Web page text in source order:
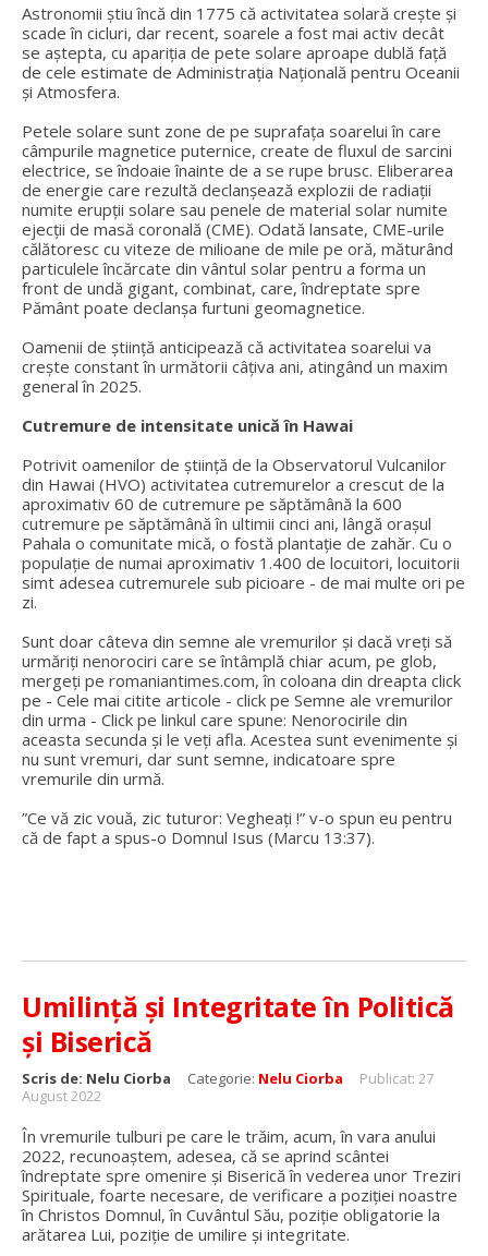
Astronomii știu încă din 1775 că activitatea solară crește și
scade în cicluri, dar recent, soarele a fost mai activ decât
se aștepta, cu apariția de pete solare aproape dublă față
de cele estimate de Administrația Națională pentru Oceanii
și Atmosfera.
Petele solare sunt zone de pe suprafața soarelui în care
câmpurile magnetice puternice, create de fluxul de sarcini
electrice, se îndoaie înainte de a se rupe brusc. Eliberarea
de energie care rezultă declanșează explozii de radiații
numite erupții solare sau penele de material solar numite
ejecții de masă coronală (CME). Odată lansate, CME-urile
călătoresc cu viteze de milioane de mile pe oră, măturând
particulele încărcate din vântul solar pentru a forma un
front de undă gigant, combinat, care, îndreptate spre
Pământ poate declanșa furtuni geomagnetice.
Oamenii de știință anticipează că activitatea soarelui va
crește constant în următorii câțiva ani, atingând un maxim
general în 2025.
Cutremure de intensitate unică în Hawai
Potrivit oamenilor de știință de la Observatorul Vulcanilor
din Hawai (HVO) activitatea cutremurelor a crescut de la
aproximativ 60 de cutremure pe săptămână la 600
cutremure pe săptămână în ultimii cinci ani, lângă orașul
Pahala o comunitate mică, o fostă plantație de zahăr. Cu o
populație de numai aproximativ 1.400 de locuitori, locuitorii
simt adesea cutremurele sub picioare - de mai multe ori pe
zi.
Sunt doar câteva din semne ale vremurilor și dacă vreți să
urmăriți nenorociri care se întâmplă chiar acum, pe glob,
mergeți pe romaniantimes.com, în coloana din dreapta click
pe - Cele mai citite articole - click pe Semne ale vremurilor
din urma - Click pe linkul care spune: Nenorocirile din
aceasta secunda și le veți afla. Acestea sunt evenimente și
nu sunt vremuri, dar sunt semne, indicatoare spre
vremurile din urmă.
”Ce vă zic vouă, zic tuturor: Vegheați !” v-o spun eu pentru
că de fapt a spus-o Domnul Isus (Marcu 13:37).
Umilință și Integritate în Politică
și Biserică
Scris de: Nelu Ciorba Categorie: Nelu Ciorba
Publicat: 27
August 2022
În vremurile tulburi pe care le trăim, acum, în vara anului
2022, recunoaștem, adesea, că se aprind scântei
îndreptate spre omenire și Biserică în vederea unor Treziri
Spirituale, foarte necesare, de verificare a poziției noastre
în Christos Domnul, în Cuvântul Său, poziție obligatorie la
arătarea Lui, poziție de umilire și integritate.